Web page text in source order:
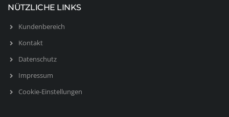
NÜTZLICHE LINKS
Kundenbereich
Kontakt
Datenschutz
Impressum
Cookie-Einstellungen